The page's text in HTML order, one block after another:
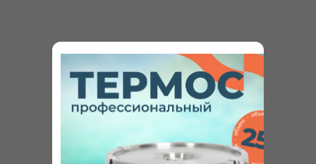
с политикой конфиденциальности.